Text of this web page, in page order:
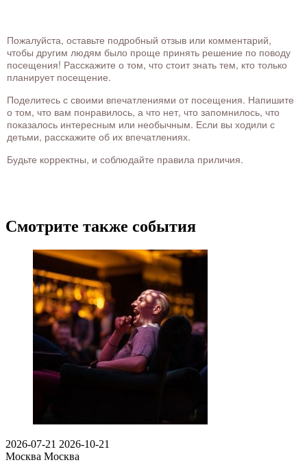
Пожалуйста, оставьте подробный отзыв или комментарий,
чтобы другим людям было проще принять решение по поводу
посещения! Расскажите о том, что стоит знать тем, кто только
планирует посещение.
Поделитесь с своими впечатлениями от посещения. Напишите
о том, что вам понравилось, а что нет, что запомнилось, что
показалось интересным или необычным. Если вы ходили с
детьми, расскажите об их впечатлениях.
Будьте корректны, и соблюдайте правила приличия.
Смотрите также события
2026-07-21 2026-10-21
Москва Москва